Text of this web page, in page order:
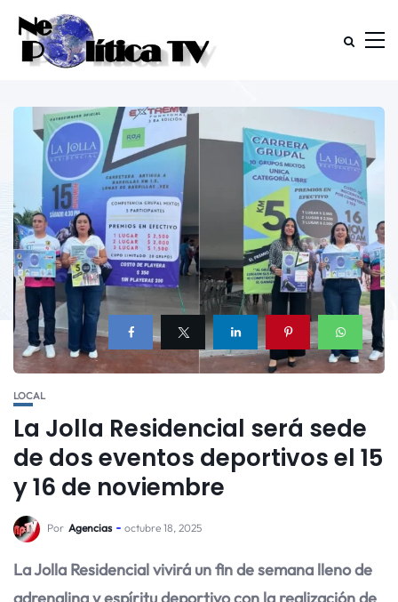
LOCAL
La Jolla Residencial será sede
de dos eventos deportivos el 15
y 16 de noviembre
Por Agencias octubre 18, 2025
La Jolla Residencial vivirá un fin de semana lleno de